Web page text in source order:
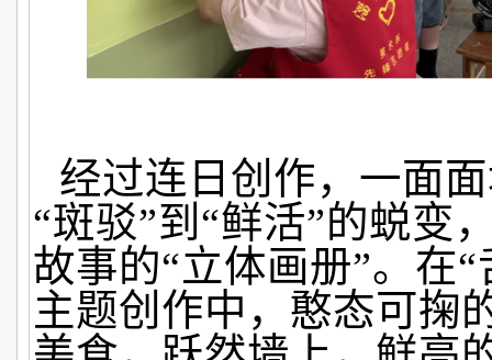
经过连日创作，一面
“斑驳”到“鲜活”的蜕变
故事的“立体画册”。在
主题创作中，憨态可掬